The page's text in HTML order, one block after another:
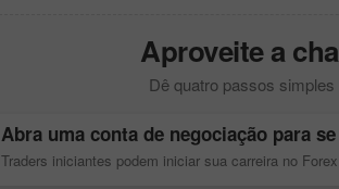
Aproveite a
Dê quatro passos
Abra uma conta de negociação para
Traders iniciantes podem iniciar sua carreira no Forex